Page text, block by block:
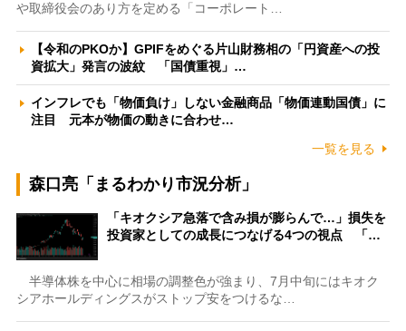
や取締役会のあり方を定める「コーポレート…
【令和のPKOか】GPIFをめぐる片山財務相の「円資産への投
資拡大」発言の波紋 「国債重視」…
インフレでも「物価負け」しない金融商品「物価連動国債」に
注目 元本が物価の動きに合わせ…
一覧を見る
森口亮「まるわかり市況分析」
「キオクシア急落で含み損が膨らんで…」損失を
投資家としての成長につなげる4つの視点 「…
半導体株を中心に相場の調整色が強まり、7月中旬にはキオク
シアホールディングスがストップ安をつけるな…